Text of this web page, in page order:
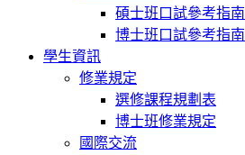
碩士班口試參考指南
博士班口試參考指南
學生資訊
修業規定
選修課程規劃表
博士班修業規定
國際交流